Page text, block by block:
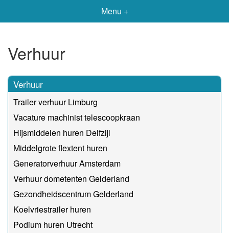
Menu +
Verhuur
Verhuur
Trailer verhuur Limburg
Vacature machinist telescoopkraan
Hijsmiddelen huren Delfzijl
Middelgrote flextent huren
Generatorverhuur Amsterdam
Verhuur dometenten Gelderland
Gezondheidscentrum Gelderland
Koelvriestrailer huren
Podium huren Utrecht